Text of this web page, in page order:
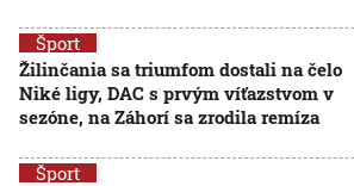
Šport
Žilinčania sa triumfom dostali na čelo
Niké ligy, DAC s prvým víťazstvom v
sezóne, na Záhorí sa zrodila remíza
Šport